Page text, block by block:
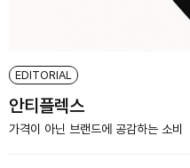
EDITORIAL
안티플렉스
가격이 아닌 브랜드에 공감하는 소비